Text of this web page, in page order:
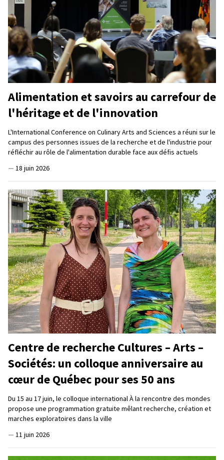
Alimentation et savoirs au carrefour de
l'héritage et de l'innovation
L'International Conference on Culinary Arts and Sciences a réuni sur le
campus des personnes issues de la recherche et de l'industrie pour
réfléchir au rôle de l'alimentation durable face aux défis actuels
— 18 juin 2026
Centre de recherche Cultures – Arts –
Sociétés: un colloque anniversaire au
cœur de Québec pour ses 50 ans
Du 15 au 17 juin, le colloque international À la rencontre des mondes
propose une programmation gratuite mêlant recherche, création et
marches exploratoires dans la ville
— 11 juin 2026